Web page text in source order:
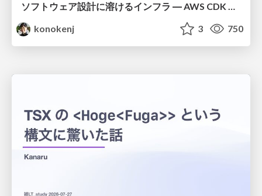
ソフトウェア設計に溶けるインフラ ― AWS CDK のインフラ認識論
konokenj
3 750